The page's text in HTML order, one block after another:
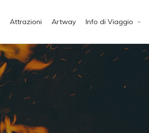
Attrazioni Artway Info di Viaggio